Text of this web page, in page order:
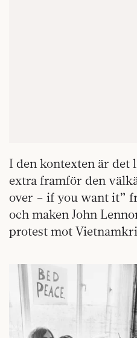
I den kontexten är det
extra framför den
over – if you want it”
och maken John
protest mot